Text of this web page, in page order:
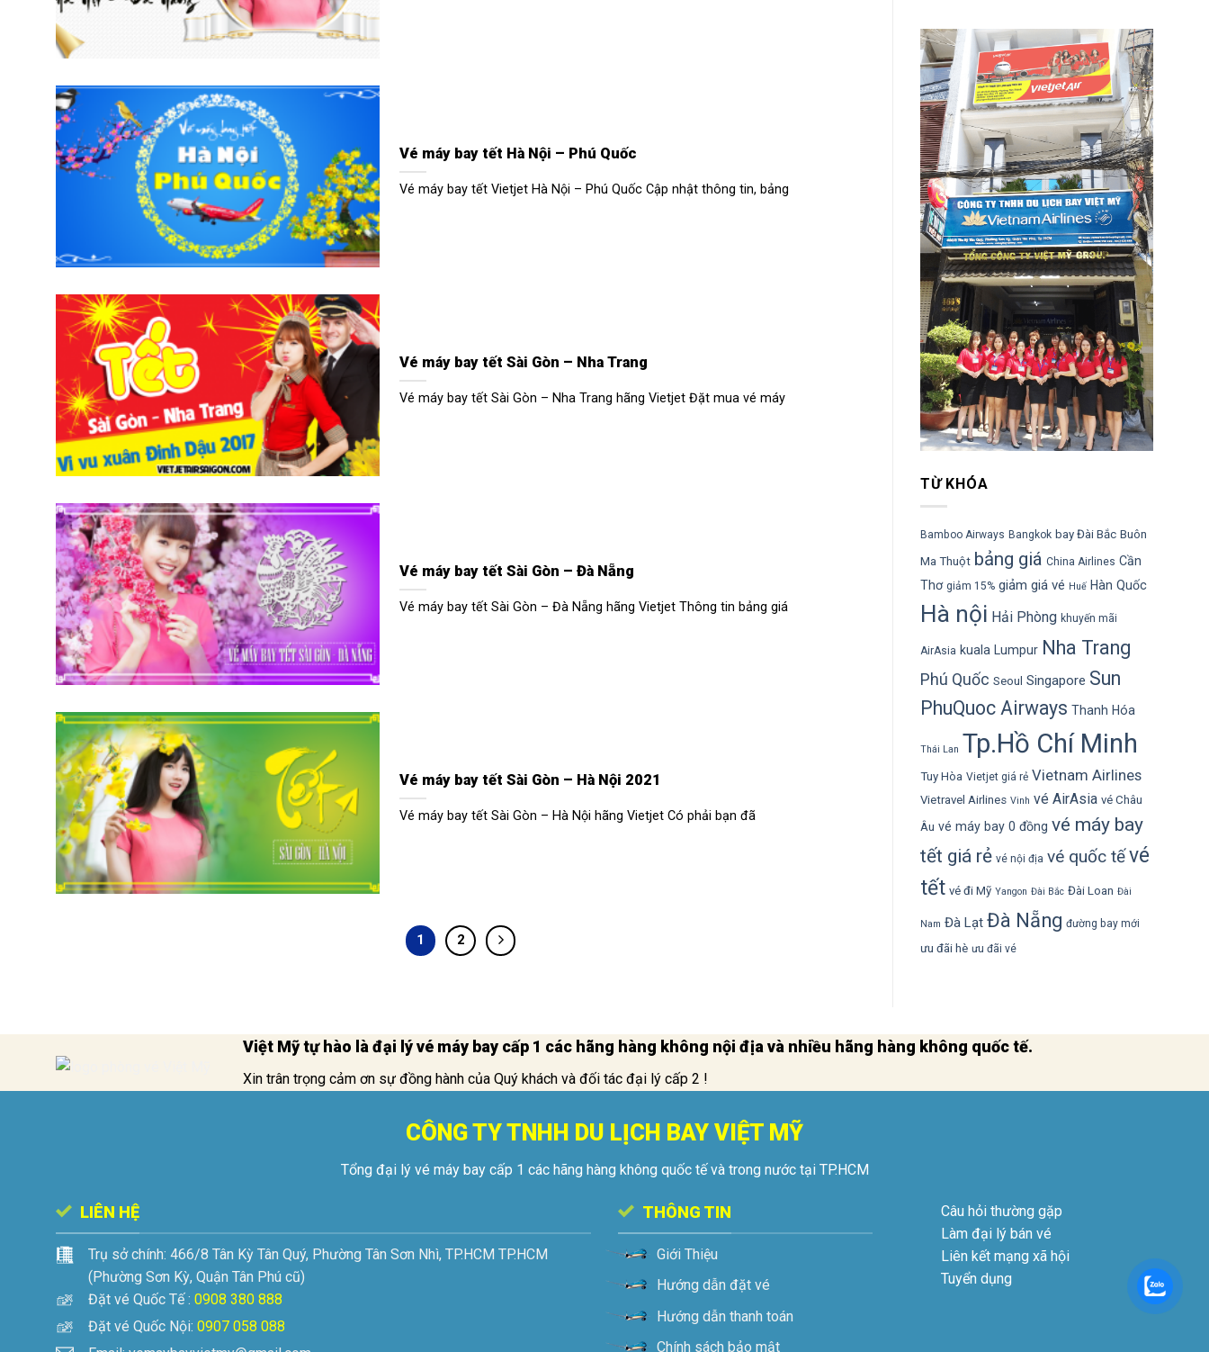
Vé máy bay tết Hà Nội – Phú Quốc
Vé máy bay tết Vietjet Hà Nội – Phú Quốc Cập nhật thông tin, bảng
Vé máy bay tết Sài Gòn – Nha Trang
Vé máy bay tết Sài Gòn – Nha Trang hãng Vietjet Đặt mua vé máy
Vé máy bay tết Sài Gòn – Đà Nẵng
Vé máy bay tết Sài Gòn – Đà Nẵng hãng Vietjet Thông tin bảng giá
Vé máy bay tết Sài Gòn – Hà Nội 2021
Vé máy bay tết Sài Gòn – Hà Nội hãng Vietjet Có phải bạn đã
1 2
TỪ KHÓA
Bamboo Airways Bangkok bay Đài Bắc Buôn
Ma Thuột bảng giá China Airlines Cần
Thơ giảm 15% giảm giá vé Huế Hàn Quốc
Hà nội Hải Phòng khuyến mãi
AirAsia kuala Lumpur Nha Trang
Phú Quốc Seoul Singapore Sun
PhuQuoc Airways Thanh Hóa
Thái Lan Tp.Hồ Chí Minh
Tuy Hòa Vietjet giá rẻ Vietnam Airlines
Vietravel Airlines Vinh vé AirAsia vé Châu
Âu vé máy bay 0 đồng vé máy bay
tết giá rẻ vé nội địa vé quốc tếvé
tết vé đi Mỹ Yangon Đài Bắc Đài Loan Đài
Nam Đà Lạt Đà Nẵng đường bay mới
ưu đãi hè ưu đãi vé
Việt Mỹ tự hào là đại lý vé máy bay cấp 1 các hãng hàng không nội địa và nhiều hãng hàng không quốc tế.
Xin trân trọng cảm ơn sự đồng hành của Quý khách và đối tác đại lý cấp 2 !
CÔNG TY TNHH DU LỊCH BAY VIỆT MỸ
Tổng đại lý vé máy bay cấp 1 các hãng hàng không quốc tế và trong nước tại TP.HCM
LIÊN HỆ
Trụ sở chính: 466/8 Tân Kỳ Tân Quý, Phường Tân Sơn Nhì, TP.HCM TP.HCM
(Phường Sơn Kỳ, Quận Tân Phú cũ)
Đặt vé Quốc Tế : 0908 380 888
Đặt vé Quốc Nội: 0907 058 088
THÔNG TIN
Giới Thiệu
Hướng dẫn đặt vé
Hướng dẫn thanh toán
Chính sách bảo mật
Câu hỏi thường gặp
Làm đại lý bán vé
Liên kết mạng xã hội
Tuyển dụng